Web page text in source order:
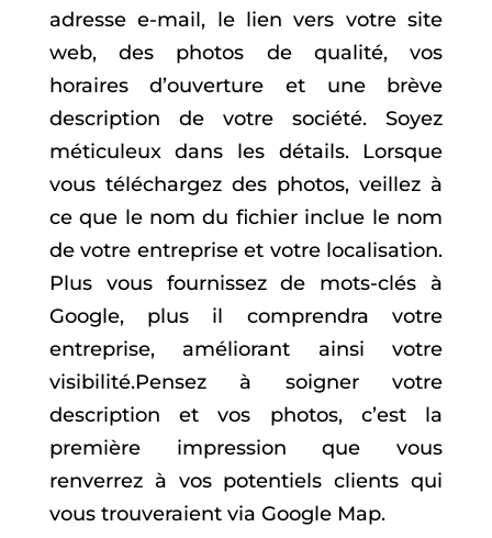
adresse e-mail, le lien vers votre site
web, des photos de qualité, vos
horaires d’ouverture et une brève
description de votre société. Soyez
méticuleux dans les détails. Lorsque
vous téléchargez des photos, veillez à
ce que le nom du fichier inclue le nom
de votre entreprise et votre localisation.
Plus vous fournissez de mots-clés à
Google, plus il comprendra votre
entreprise, améliorant ainsi votre
visibilité.Pensez à soigner votre
description et vos photos, c’est la
première impression que vous
renverrez à vos potentiels clients qui
vous trouveraient via Google Map.